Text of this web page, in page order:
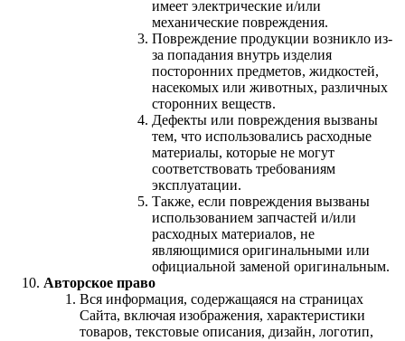
имеет электрические и/или
механические повреждения.
Повреждение продукции возникло из-
за попадания внутрь изделия
посторонних предметов, жидкостей,
насекомых или животных, различных
сторонних веществ.
Дефекты или повреждения вызваны
тем, что использовались расходные
материалы, которые не могут
соответствовать требованиям
эксплуатации.
Также, если повреждения вызваны
использованием запчастей и/или
расходных материалов, не
являющимися оригинальными или
официальной заменой оригинальным.
Авторское право
Вся информация, содержащаяся на страницах
Сайта, включая изображения, характеристики
товаров, текстовые описания, дизайн, логотип,